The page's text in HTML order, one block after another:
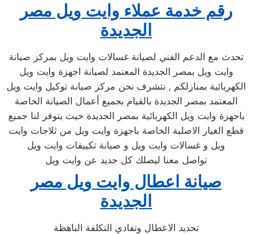
رقم خدمة عملاء وايت ويل مصر
الجديدة
تحدث مع الدعم الفني لصيانة غسالات وايت ويل بمركز صيانة
وايت ويل بمصر الجديدة المعتمد لصيانة اجهزة وايت ويل
الكهربائية بمنازلكم , نتشرف نحن مركز صيانة توكيل وايت ويل
المعتمد بمصر الجديدة بالقيام بجميع أعمال الصيانة الخاصة
باجهزة وايت ويل الكهربائية بمصر الجديدة حيث يتوفر لنا جميع
قطع الغيار الاصلية الخاصة باجهزة وايت ويل من ثلاجات وايت
ويل و غسالات وايت ويل و صيانة تكييفات وايت ويل
تواصل معنا ليصلك كل جديد عن وايت ويل
صيانة اعطال وايت ويل مصر
الجديدة
تحديد الاعطال وتفادي التكلفة الباهظة